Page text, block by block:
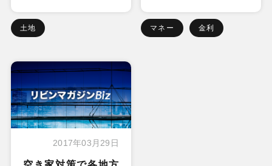
土地 マネー 金利
2017年03月29日